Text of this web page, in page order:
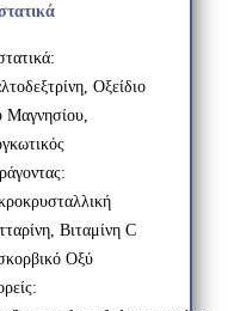
Οξείδιο
Μαγνησίου,
Βιταμίνη C
Οξύ